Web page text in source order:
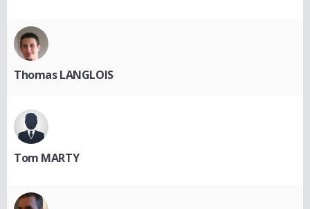
Thomas LANGLOIS
Tom MARTY